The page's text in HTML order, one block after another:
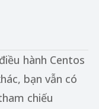
hành Centos
bạn vẫn có
chiếu